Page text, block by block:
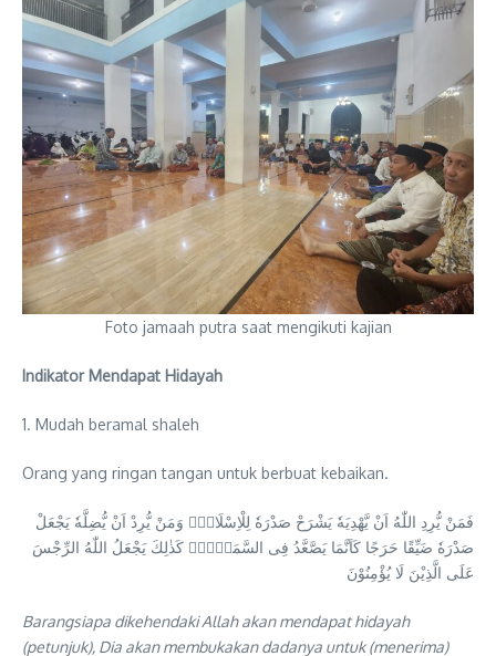
Foto jamaah putra saat mengikuti kajian
Indikator Mendapat Hidayah
1. Mudah beramal shaleh
Orang yang ringan tangan untuk berbuat kebaikan.
فَمَنْ يُّرِدِ اللّٰهُ اَنْ يَّهْدِيَهٗ يَشْرَحْ صَدْرَهٗ لِلْاِسْلَامِۚ وَمَنْ يُّرِدْ اَنْ يُّضِلَّهٗ يَجْعَلْ
صَدْرَهٗ ضَيِّقًا حَرَجًا كَاَنَّمَا يَصَّعَّدُ فِى السَّمَاۤءِۗ كَذٰلِكَ يَجْعَلُ اللّٰهُ الرِّجْسَ
عَلَى الَّذِيْنَ لَا يُؤْمِنُوْنَ
Barangsiapa dikehendaki Allah akan mendapat hidayah
(petunjuk), Dia akan membukakan dadanya untuk (menerima)